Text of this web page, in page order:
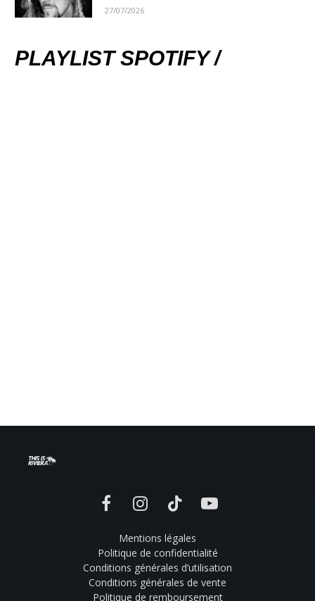
27/07/2026
PLAYLIST SPOTIFY /
FacebookInstagramTikTok YouTube
Mentions légales
Politique de confidentialité
Conditions générales d’utilisation
Conditions générales de vente
Politique de remboursement